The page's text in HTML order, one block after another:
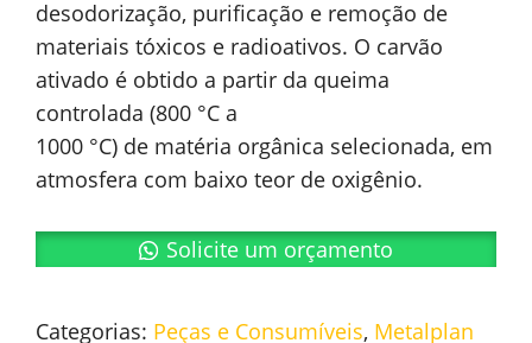
desodorização, purificação e remoção de
materiais tóxicos e radioativos. O carvão
ativado é obtido a partir da queima
controlada (800 °C a
1000 °C) de matéria orgânica selecionada, em
atmosfera com baixo teor de oxigênio.
Solicite um orçamento
Categorias: Peças e Consumíveis, Metalplan